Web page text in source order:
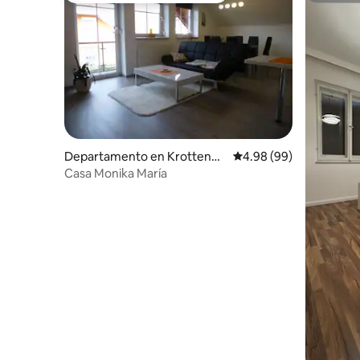
Departamento en Krottendo
rf
Calificación promedio:
4.98 (99)
Casa Monika María